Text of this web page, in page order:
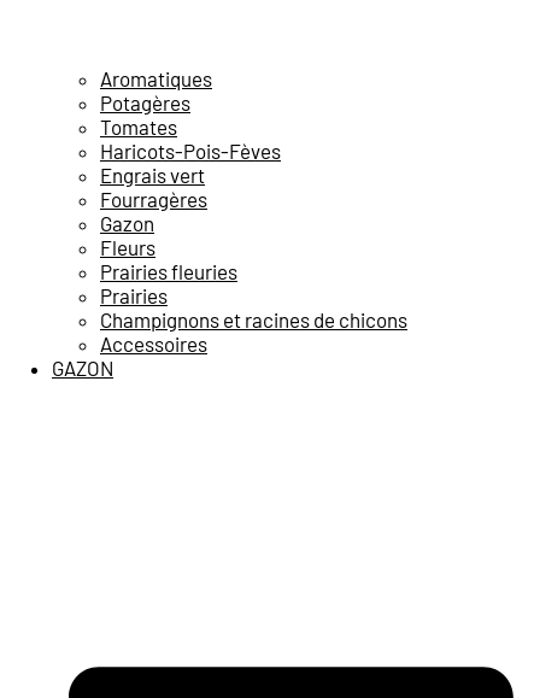
Aromatiques
Potagères
Tomates
Haricots-Pois-Fèves
Engrais vert
Fourragères
Gazon
Fleurs
Prairies fleuries
Prairies
Champignons et racines de chicons
Accessoires
GAZON